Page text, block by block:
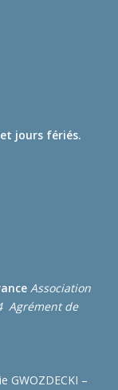
jours fériés.
Association
Agrément de
GWOZDECKI –